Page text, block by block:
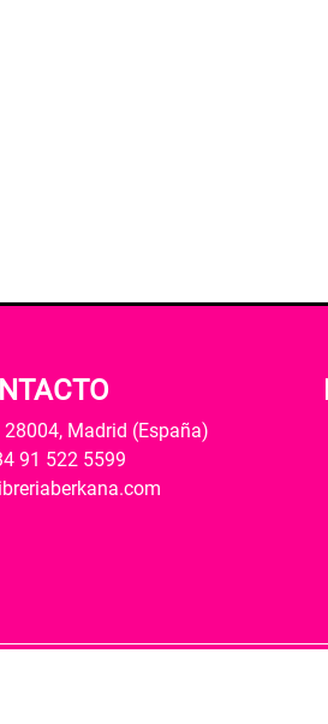
Madrid (España)
91 522 5599